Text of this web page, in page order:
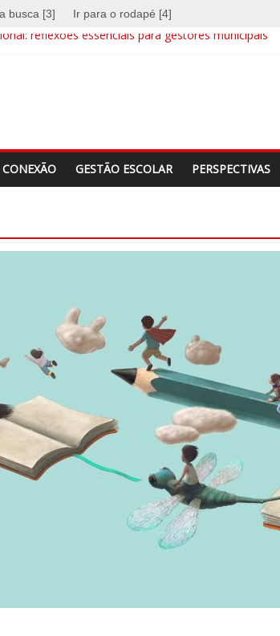
busca [3] Ir para o rodapé [4]
reflexões essenciais para gestores municipais
quebra barreiras
CONEXÃO GESTÃO ESCOLAR PERSPECTIVAS